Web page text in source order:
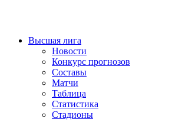
Высшая лига
Новости
Конкурс прогнозов
Составы
Матчи
Таблица
Статистика
Стадионы